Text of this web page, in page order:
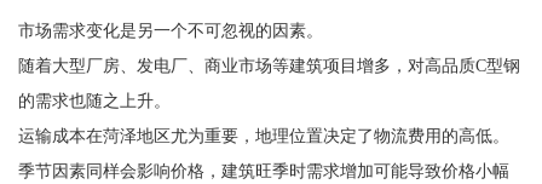
市场需求变化是另一个不可忽视的因素。
随着大型厂房、发电厂、商业市场等建筑项目增多，对高品质C型钢
的需求也随之上升。
运输成本在菏泽地区尤为重要，地理位置决定了物流费用的高低。
季节因素同样会影响价格，建筑旺季时需求增加可能导致价格小幅